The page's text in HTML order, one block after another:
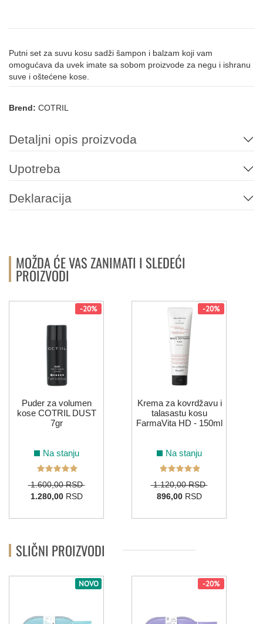
Putni set za suvu kosu sadži šampon i balzam koji vam
omogućava da uvek imate sa sobom proizvode za negu i ishranu
suve i oštećene kose.
Brend: COTRIL
Detaljni opis proizvoda
Upotreba
Deklaracija
MOŽDA ĆE VAS ZANIMATI I SLEDEĆI
PROIZVODI
-20%
Puder za volumen
kose COTRIL DUST
7gr
Na stanju
1.600,00 RSD
1.280,00RSD
-20%
Krema za kovrdžavu i
talasastu kosu
FarmaVita HD - 150ml
Na stanju
1.120,00 RSD
896,00RSD
SLIČNI PROIZVODI
NOVO -20%